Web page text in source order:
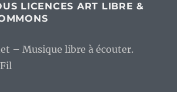
LICENCES ART LIBRE &
– Musique libre à écouter.